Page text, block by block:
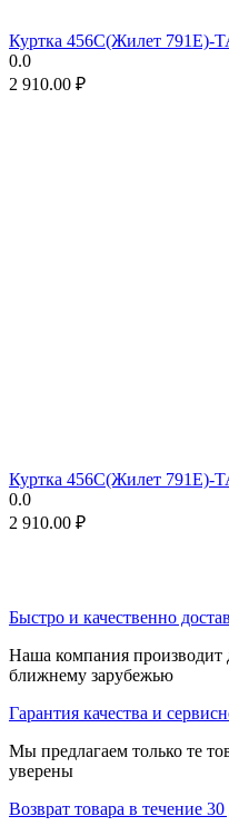
Куртка 456C(Жилет 791E)-
0.0
2 910.00 ₽
Куртка 456C(Жилет 791E)-
0.0
2 910.00 ₽
Быстро и качественно
Наша компания производит
ближнему зарубежью
Гарантия качества и
Мы предлагаем только те
уверены
Возврат товара в течение